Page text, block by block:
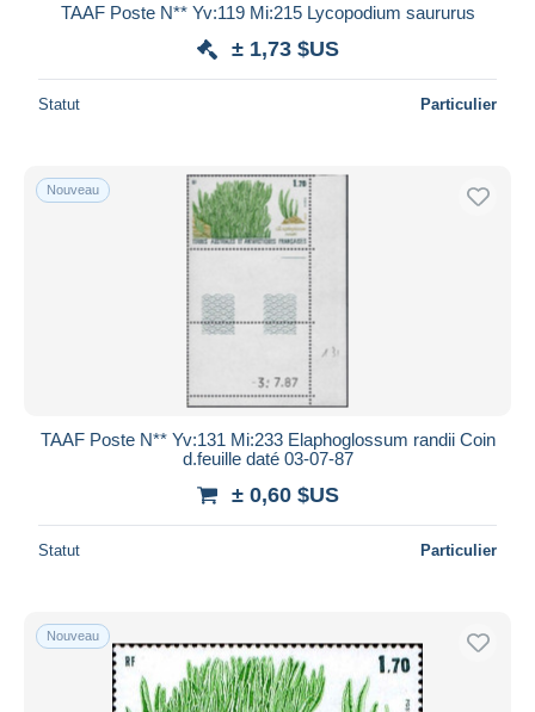
TAAF Poste N** Yv:119 Mi:215 Lycopodium saururus
± 1,73 $US
Statut Particulier
Nouveau
TAAF Poste N** Yv:131 Mi:233 Elaphoglossum randii Coin
d.feuille daté 03-07-87
± 0,60 $US
Statut Particulier
Nouveau